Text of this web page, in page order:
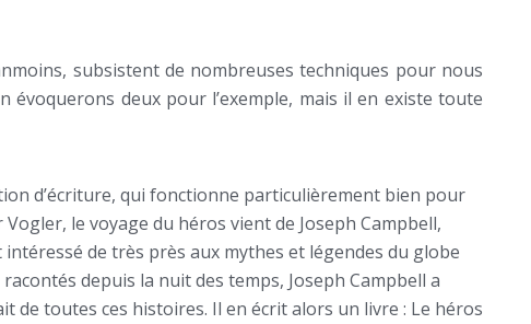
subsistent de nombreuses techniques pour nous
deux pour l’exemple, mais il en existe toute
d’écriture, qui fonctionne particulièrement bien pour
le voyage du héros vient de Joseph Campbell,
de très près aux mythes et légendes du globe
depuis la nuit des temps, Joseph Campbell a
de toutes ces histoires. Il en écrit alors un livre : Le héros